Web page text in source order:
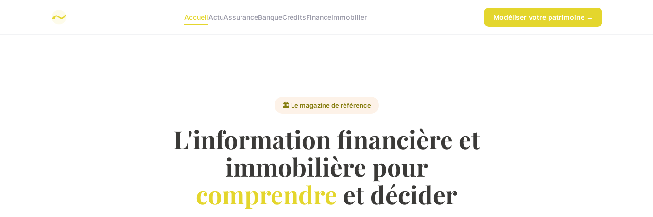
AccueilActuAssuranceBanqueCréditsFinanceImmobilier Modéliser votre patrimoine →
🏛️ Le magazine de référence
L'information financière et
immobilière pour
comprendre et décider